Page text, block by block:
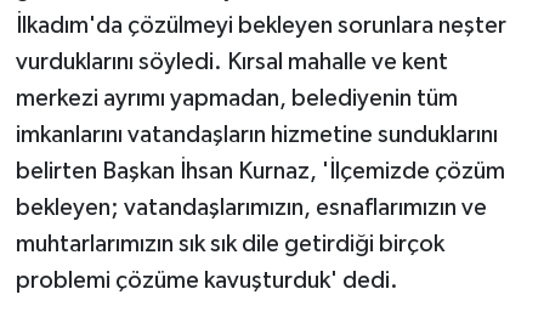
İlkadım'da çözülmeyi bekleyen sorunlara neşter
vurduklarını söyledi. Kırsal mahalle ve kent
merkezi ayrımı yapmadan, belediyenin tüm
imkanlarını vatandaşların hizmetine sunduklarını
belirten Başkan İhsan Kurnaz, 'İlçemizde çözüm
bekleyen; vatandaşlarımızın, esnaflarımızın ve
muhtarlarımızın sık sık dile getirdiği birçok
problemi çözüme kavuşturduk' dedi.